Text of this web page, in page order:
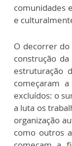
comunidades
e
O decorrer do
construção
estruturação
começaram
excluídos: o
a luta os
organização
como outros